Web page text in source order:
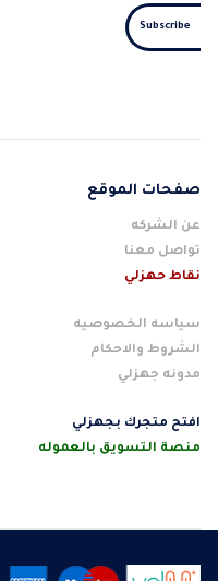
صفحات الموقع
عن الشركه
تواصل معنا
نقاط حهزلي
سياسه الخصوصيه
الشروط والاحكام
مدونه جهزلي
افتح متجرك بجهزلي
منصة التسويق بالعموله